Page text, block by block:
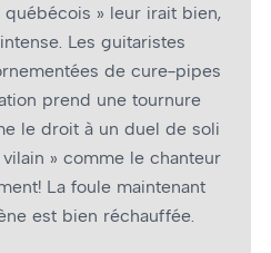
québécois » leur irait bien,
Les guitaristes
de cure-pipes
prend une tournure
le droit à un duel de soli
» comme le chanteur
La foule maintenant
est bien réchauffée.